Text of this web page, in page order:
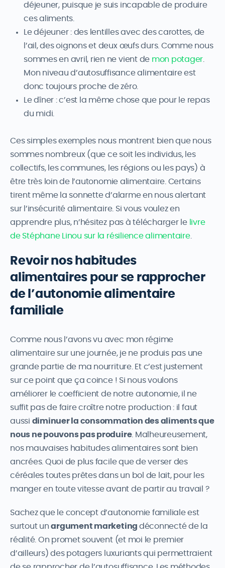
déjeuner, puisque je suis incapable de produire
ces aliments.
Le déjeuner : des lentilles avec des carottes, de
l’ail, des oignons et deux œufs durs. Comme nous
sommes en avril, rien ne vient de mon potager
Mon niveau d’autosuffisance alimentaire est
donc toujours proche de zéro.
Le dîner : c’est la même chose que pour le repas
du midi.
Ces simples exemples nous montrent bien que nous
sommes nombreux (que ce soit les individus, les
collectifs, les communes, les régions ou les pays) à
être très loin de l’autonomie alimentaire. Certains
tirent même la sonnette d’alarme en nous alertant
sur l’insécurité alimentaire. Si vous voulez en
apprendre plus, n’hésitez pas à télécharger le livre
de Stéphane Linou sur la résilience alimentaire.
Revoir nos habitudes
alimentaires pour se rapprocher
de l’autonomie alimentaire
familiale
Comme nous l’avons vu avec mon régime
alimentaire sur une journée, je ne produis pas une
grande partie de ma nourriture. Et c’est justement
sur ce point que ça coince ! Si nous voulons
améliorer le coefficient de notre autonomie, il ne
suffit pas de faire croître notre production : il faut
aussi diminuer la consommation des aliments que
nous ne pouvons pas produire. Malheureusement,
nos mauvaises habitudes alimentaires sont bien
ancrées. Quoi de plus facile que de verser des
céréales toutes prêtes dans un bol de lait, pour les
manger en toute vitesse avant de partir au travail ?
Sachez que le concept d’autonomie familiale est
surtout unargument marketing déconnecté de la
réalité. On promet souvent (et moi le premier
d’ailleurs) des potagers luxuriants qui permettraient